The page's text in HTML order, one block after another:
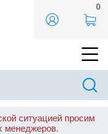
0
ситуацией просим
менеджеров.